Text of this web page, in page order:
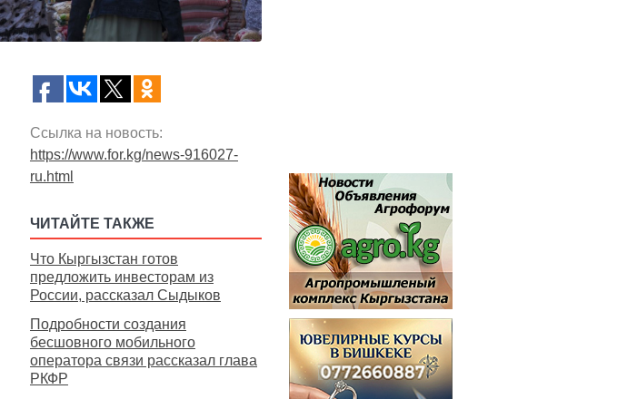
Ссылка на новость:
https://www.for.kg/news-916027-
ru.html
ЧИТАЙТЕ ТАКЖЕ
Что Кыргызстан готов
предложить инвесторам из
России, рассказал Сыдыков
Подробности создания
бесшовного мобильного
оператора связи рассказал глава
РКФР